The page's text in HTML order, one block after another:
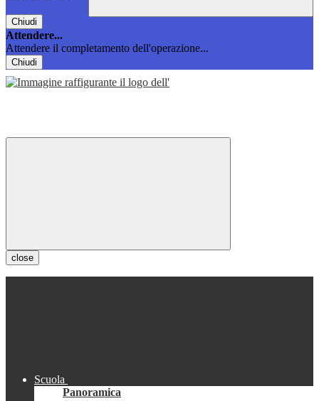
Chiudi
Attendere...
Attendere il completamento dell'operazione...
Chiudi
close
Scuola
Panoramica